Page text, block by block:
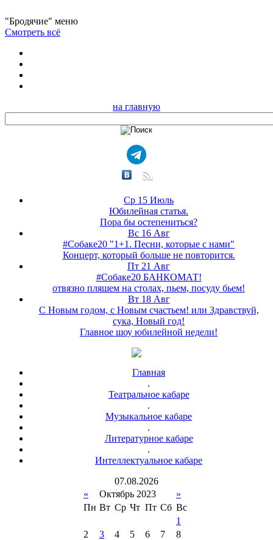
"Бродячие" меню
Смотреть всё
на главную
Ср 15 Июль
Юбилейная статья.
Пора бы остепениться?
Вс 16 Авг
#Собаке20 "1+1. Песни, которые с нами"
Концерт, который больше не повторится.
Пт 21 Авг
#Собаке20 БАНКОМАТ!
отвязно пляшем на столах, пьем, посуду бьем!
Вт 18 Авг
С Новым годом, с Новым счастьем! или Здравствуй,
сука, Новый год!
Главное шоу юбилейной недели!
Главная
.
Театральное кабаре
.
Музыкальное кабаре
.
Литературное кабаре
.
Интеллектуальное кабаре
07.08.2026
«
Октябрь 2023
»
Пн Вт Ср Чт Пт Сб Вс
1
2
3 4 5 6 7
8